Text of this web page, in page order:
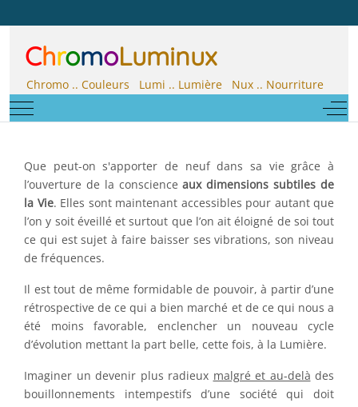
ChromoLuminux
Chromo .. Couleurs Lumi .. Lumière Nux .. Nourriture
Mobile Menu Toggle
Off-
Que peut-on s'apporter de neuf dans sa vie grâce à
l’ouverture de la conscienceaux dimensions subtiles de
la Vie. Elles sont maintenant accessibles pour autant que
l’on y soit éveillé et surtout que l’on ait éloigné de soi tout
ce qui est sujet à faire baisser ses vibrations, son niveau
de fréquences.
Il est tout de même formidable de pouvoir, à partir d’une
rétrospective de ce qui a bien marché et de ce qui nous a
été moins favorable, enclencher un nouveau cycle
d’évolution mettant la part belle, cette fois, à la Lumière.
Imaginer un devenir plus radieux malgré et au-delà des
bouillonnements intempestifs d’une société qui doit